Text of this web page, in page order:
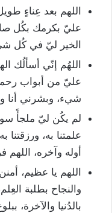
اللهم بعد عِناءٍ
عليّ بكرمك بكُل
الخير ليّ في كُل
اللهُم إنّي أسألُك
عليّ من أبواب
شيء، وبشرني أنا
لم يكُن ليّ ملجأً
علمتنا به،
أوله وآخره،
اللهم يا عظيم،
والنجاح بطلبة
بالدُنيا والآخرة،